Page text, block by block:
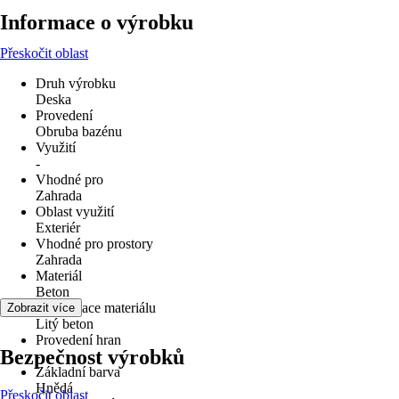
Informace o výrobku
Přeskočit oblast
Druh výrobku
Deska
Provedení
Obruba bazénu
Využití
-
Vhodné pro
Zahrada
Oblast využití
Exteriér
Vhodné pro prostory
Zahrada
Materiál
Beton
Specifikace materiálu
Litý beton
Provedení hran
-
Základní barva
Hnědá
Zobrazit více
Bezpečnost výrobků
Přeskočit oblast